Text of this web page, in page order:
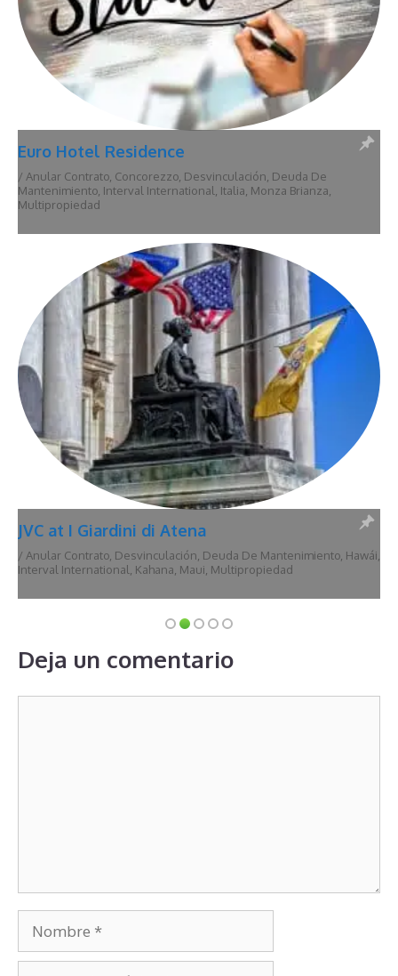
Euro Hotel Residence
/ Anular Contrato, Concorezzo, Desvinculación, Deuda De
Mantenimiento, Interval International, Italia, Monza Brianza,
Multipropiedad
JVC at I Giardini di Atena
/ Anular Contrato, Desvinculación, Deuda De Mantenimiento, Hawái,
Interval International, Kahana, Maui, Multipropiedad
Deja un comentario
Nombre